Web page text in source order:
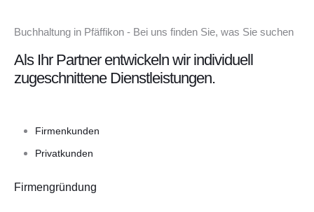
Buchhaltung in Pfäffikon - Bei uns finden Sie, was Sie suchen
Als Ihr Partner entwickeln wir individuell
zugeschnittene Dienstleistungen.
Firmenkunden
Privatkunden
Firmengründung